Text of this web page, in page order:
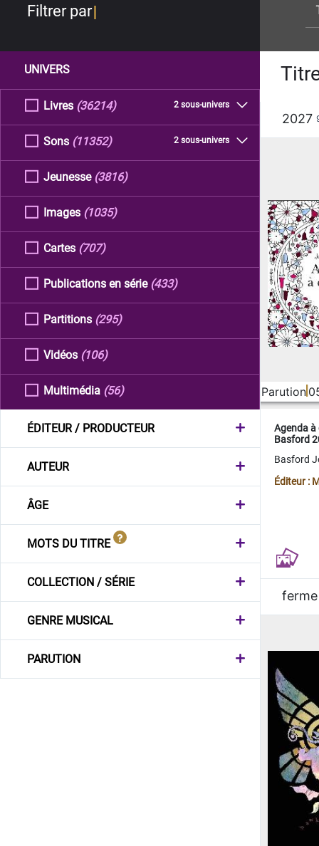
Filtrer par
UNIVERS
Livres 2 sous-univers
(36214)
Sons 2 sous-univers
(11352)
Jeunesse (3816)
Images (1035)
Cartes (707)
Publications en série (433)
Partitions (295)
Vidéos (106)
Multimédia (56)
ÉDITEUR / PRODUCTEUR
AUTEUR
ÂGE
MOTS DU TITRE
COLLECTION / SÉRIE
GENRE MUSICAL
PARUTION
2027
Parution
Agenda
Basford
Basford
Éditeur :
ferme